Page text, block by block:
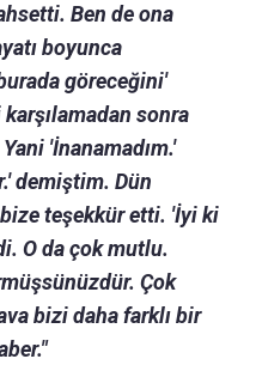
Ben de ona
boyunca
göreceğini'
sonra
'İnanamadım.'
demiştim. Dün
bize teşekkür etti. 'İyi ki
O da çok mutlu.
Çok
bizi daha farklı bir